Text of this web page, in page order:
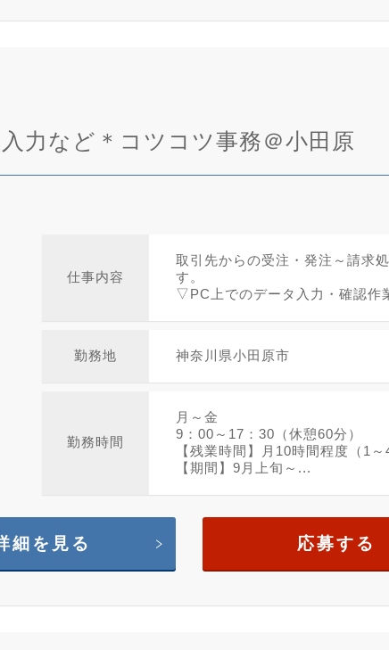
力など＊コツコツ事務＠小田原
仕事内容
取引先からの受注・発注～請求
す。
▽PC上でのデータ入力・確認作
勤務地 神奈川県小田原市
勤務時間
月～金
9：00～17：30（休憩60分）
【残業時間】月10時間程度（1～
【期間】9月上旬～...
細を見る 応募する